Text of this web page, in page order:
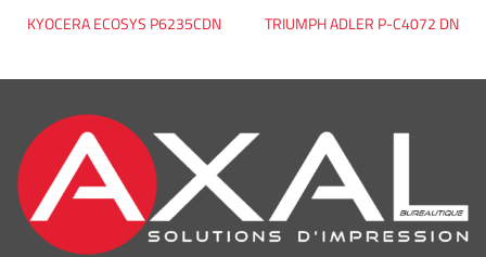
KYOCERA ECOSYS P6235CDN TRIUMPH ADLER P-C4072 DN